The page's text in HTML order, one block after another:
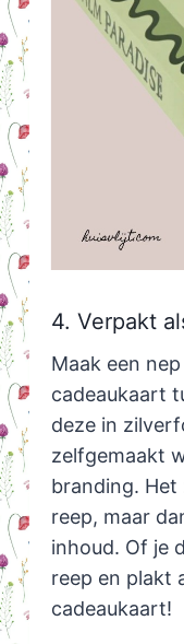
4. Verpakt
Maak een
cadeaukaart
deze in
zelfgemaakt
branding. Het
reep, maar
inhoud. Of je
reep en plakt
cadeaukaart!